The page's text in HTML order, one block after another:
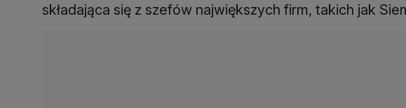
składająca się z szefów największych firm, takich jak